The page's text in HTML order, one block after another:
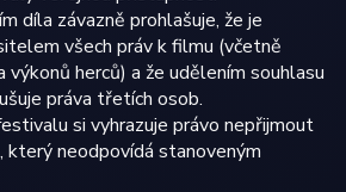
díla závazně prohlašuje, že je
všech práv k filmu (včetně
výkonů herců) a že udělením souhlasu
práva třetích osob.
si vyhrazuje právo nepřijmout
neodpovídá stanoveným